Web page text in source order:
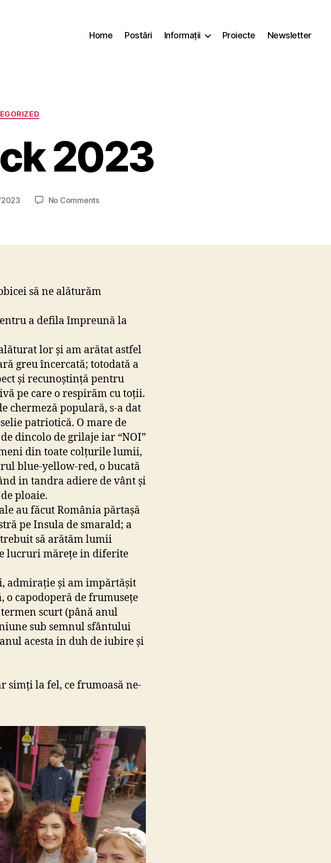
Home Postări Informații Proiecte Newsletter
Categories
2023
No Commentson
să ne alăturăm
a defila împreună la
lor și am arătat astfel
greu încercată; totodată a
și recunoștință pentru
pe care o respirăm cu toții.
chermeză populară, s-a dat
patriotică. O mare de
dincolo de grilaje iar “NOI”
din toate colțurile lumii,
blue-yellow-red, o bucată
in tandra adiere de vânt și
ploaie.
au făcut România părtașă
pe Insula de smarald; a
să arătăm lumii
lucruri mărețe in diferite
admirație și am impărtășit
capodoperă de frumusețe
scurt (până anul
sub semnul sfântului
acesta in duh de iubire și
simți la fel, ce frumoasă ne-